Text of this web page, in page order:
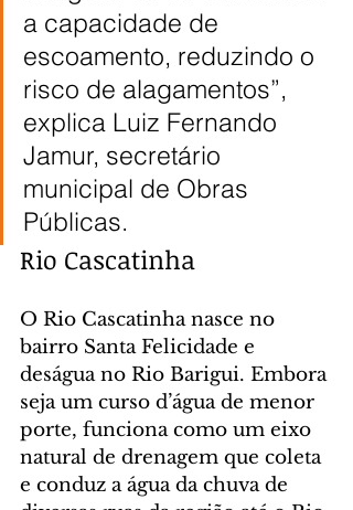
a capacidade de
escoamento, reduzindo o
risco de alagamentos”,
explica Luiz Fernando
Jamur, secretário
municipal de Obras
Públicas.
Rio Cascatinha
O Rio Cascatinha nasce no
bairro Santa Felicidade e
deságua no Rio Barigui. Embora
seja um curso d’água de menor
porte, funciona como um eixo
natural de drenagem que coleta
e conduz a água da chuva de